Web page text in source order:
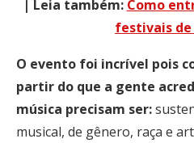
| Leia também: Como
festivais de
O evento foi incrível pois
partir do que a gente
música precisam ser:
musical, de gênero, raça e